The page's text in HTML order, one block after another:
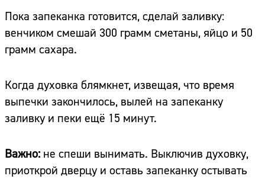
Пока запеканка готовится, сделай заливку:
венчиком смешай 300 грамм сметаны, яйцо и 50
грамм сахара.
Когда духовка блямкнет, извещая, что время
выпечки закончилось, вылей на запеканку
заливку и пеки ещё 15 минут.
Важно: не спеши вынимать. Выключив духовку,
приоткрой дверцу и оставь запеканку остывать